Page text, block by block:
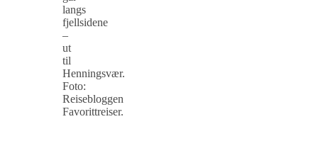
langs
fjellsidene
–
ut
til
Henningsvær.
Foto:
Reisebloggen
Favorittreiser.